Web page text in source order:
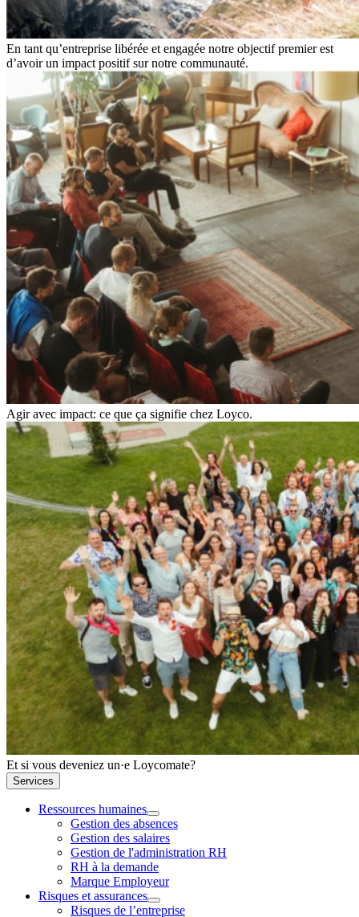
En tant qu’entreprise libérée et engagée notre objectif premier est
d’avoir un impact positif sur notre communauté.
Agir avec impact: ce que ça signifie chez Loyco.
Et si vous deveniez un·e Loycomate?
Services
Ressources humaines
Gestion des absences
Gestion des salaires
Gestion de l'administration RH
RH à la demande
Marque Employeur
Risques et assurances
Risques de l’entreprise